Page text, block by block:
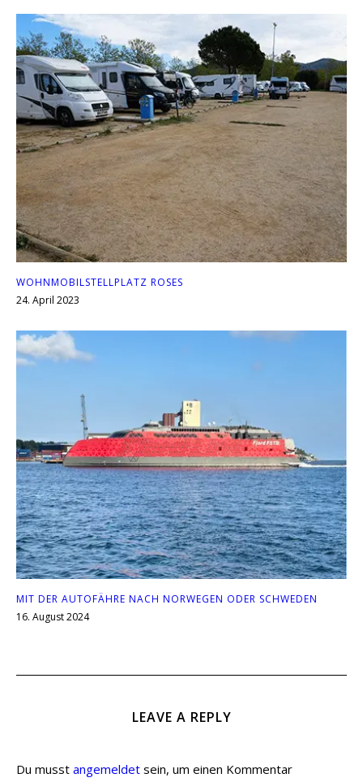
WOHNMOBILSTELLPLATZ ROSES
24. April 2023
MIT DER AUTOFÄHRE NACH NORWEGEN ODER SCHWEDEN
16. August 2024
LEAVE A REPLY
Du musst angemeldet sein, um einen Kommentar